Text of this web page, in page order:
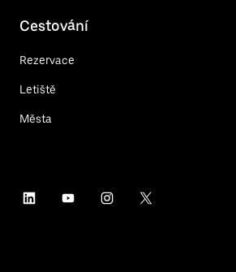
Cestování
Rezervace
Letiště
Města